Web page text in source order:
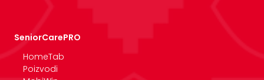
SeniorCarePRO
HomeTab
Poizvodi